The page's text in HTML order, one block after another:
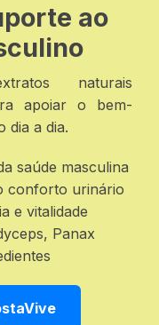
ao
naturais
apoiar o bem-
dia a dia.
saúde masculina
conforto urinário
e vitalidade
Panax